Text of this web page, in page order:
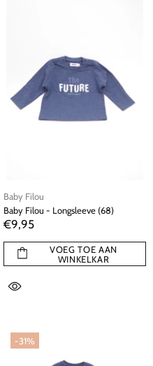
Baby Filou
Baby Filou - Longsleeve (68)
€9,95
VOEG TOE AAN
WINKELKAR
-31%